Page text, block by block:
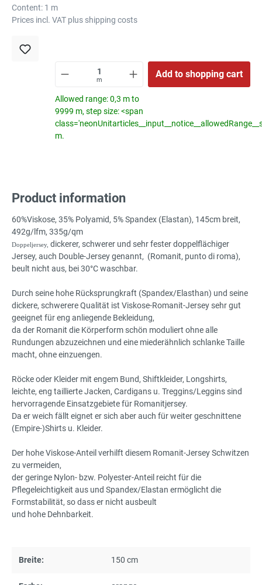
Content: 1 m
Prices incl. VAT plus shipping costs
m
Add to shopping cart
Allowed range: 0,3 m to
9999 m, step size: <span
m.
Product information
60%Viskose, 35% Polyamid, 5% Spandex (Elastan), 145cm breit,
492g/lfm, 335g/qm
Doppeljersey, dickerer, schwerer und sehr fester doppelflächiger
Jersey, auch Double-Jersey genannt, (Romanit, punto di roma),
beult nicht aus, bei 30°C waschbar.
Durch seine hohe Rücksprungkraft (Spandex/Elasthan) und seine
dickere, schwerere Qualität ist Viskose-Romanit-Jersey sehr gut
geeignet für eng anliegende Bekleidung,
da der Romanit die Körperform schön moduliert ohne alle
Rundungen abzuzeichnen und eine miederähnlich schlanke Taille
macht, ohne einzuengen.
Röcke oder Kleider mit engem Bund, Shiftkleider, Longshirts,
leichte, eng taillierte Jacken, Cardigans u. Treggins/Leggins sind
hervorragende Einsatzgebiete für Romanitjersey.
Da er weich fällt eignet er sich aber auch für weiter geschnittene
(Empire-)Shirts u. Kleider.
Der hohe Viskose-Anteil verhilft diesem Romanit-Jersey Schwitzen
zu vermeiden,
der geringe Nylon- bzw. Polyester-Anteil reicht für die
Pflegeleichtigkeit aus und Spandex/Elastan ermöglicht die
Formstabilität, so dass er nicht ausbeult
und hohe Dehnbarkeit.
Breite: 150 cm